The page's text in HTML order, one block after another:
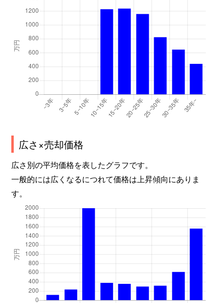
広さ×売却価格
広さ別の平均価格を表したグラフです。
一般的には広くなるにつれて価格は上昇傾向にありま
す。